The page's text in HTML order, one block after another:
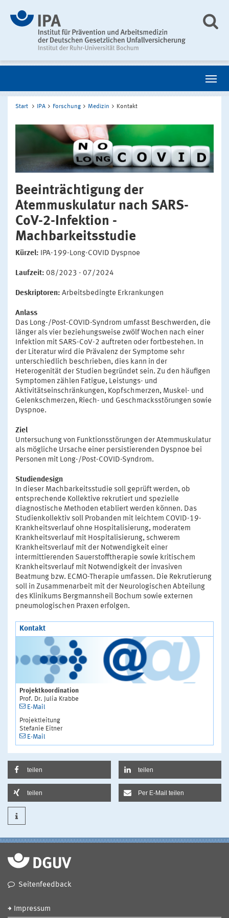
Start IPA Forschung Medizin Kontakt
Beeinträchtigung der
Atemmuskulatur nach SARS-
CoV-2-Infektion -
Machbarkeitsstudie
Kürzel: IPA-199-Long-COVID Dyspnoe
Laufzeit: 08/2023 - 07/2024
Deskriptoren: Arbeitsbedingte Erkrankungen
Anlass
Das Long-/Post-COVID-Syndrom umfasst Beschwerden, die
länger als vier beziehungsweise zwölf Wochen nach einer
Infektion mit SARS-CoV-2 auftreten oder fortbestehen. In
der Literatur wird die Prävalenz der Symptome sehr
unterschiedlich beschrieben, dies kann in der
Heterogenität der Studien begründet sein. Zu den häufigen
Symptomen zählen Fatigue, Leistungs- und
Aktivitätseinschränkungen, Kopfschmerzen, Muskel- und
Gelenkschmerzen, Riech- und Geschmacksstörungen sowie
Dyspnoe.
Ziel
Untersuchung von Funktionsstörungen der Atemmuskulatur
als mögliche Ursache einer persistierenden Dyspnoe bei
Personen mit Long-/Post-COVID-Syndrom.
Studiendesign
In dieser Machbarkeitsstudie soll geprüft werden, ob
entsprechende Kollektive rekrutiert und spezielle
diagnostische Methoden etabliert werden können. Das
Studienkollektiv soll Probanden mit leichtem COVID-19-
Krankheitsverlauf ohne Hospitalisierung, moderatem
Krankheitsverlauf mit Hospitalisierung, schwerem
Krankheitsverlauf mit der Notwendigkeit einer
intermittierenden Sauerstofftherapie sowie kritischem
Krankheitsverlauf mit Notwendigkeit der invasiven
Beatmung bzw. ECMO-Therapie umfassen. Die Rekrutierung
soll in Zusammenarbeit mit der Neurologischen Abteilung
des Klinikums Bergmannsheil Bochum sowie externen
pneumologischen Praxen erfolgen.
Kontakt
Projektkoordination
Prof. Dr. Julia Krabbe
E-Mail
Projektleitung
Stefanie Eitner
E-Mail
teilen teilen
teilen Per E-Mail teilen
Seitenfeedback
Impressum